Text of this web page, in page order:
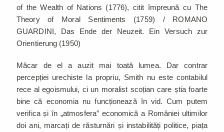
of the Wealth of Nations (1776), citit împreună cu The
Theory of Moral Sentiments (1759) / ROMANO
GUARDINI, Das Ende der Neuzeit. Ein Versuch zur
Orientierung (1950)
Măcar de el a auzit mai toată lumea. Dar contrar
percepției urechiste la propriu, Smith nu este contabilul
rece al egoismului, ci un moralist scoțian care știa foarte
bine că economia nu funcționează în vid. Cum putem
verifica și în „atmosfera” economică a României ultimilor
doi ani, marcați de răsturnări și instabilități politice, piața